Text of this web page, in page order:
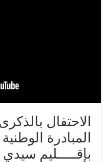
المبادرة
بإقـــــليم